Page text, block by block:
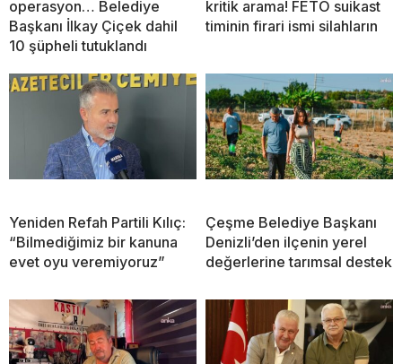
operasyon… Belediye
Başkanı İlkay Çiçek dahil
10 şüpheli tutuklandı
kritik arama! FETÖ suikast
timinin firari ismi silahların
Yeniden Refah Partili Kılıç:
“Bilmediğimiz bir kanuna
evet oyu veremiyoruz”
Çeşme Belediye Başkanı
Denizli’den ilçenin yerel
değerlerine tarımsal destek